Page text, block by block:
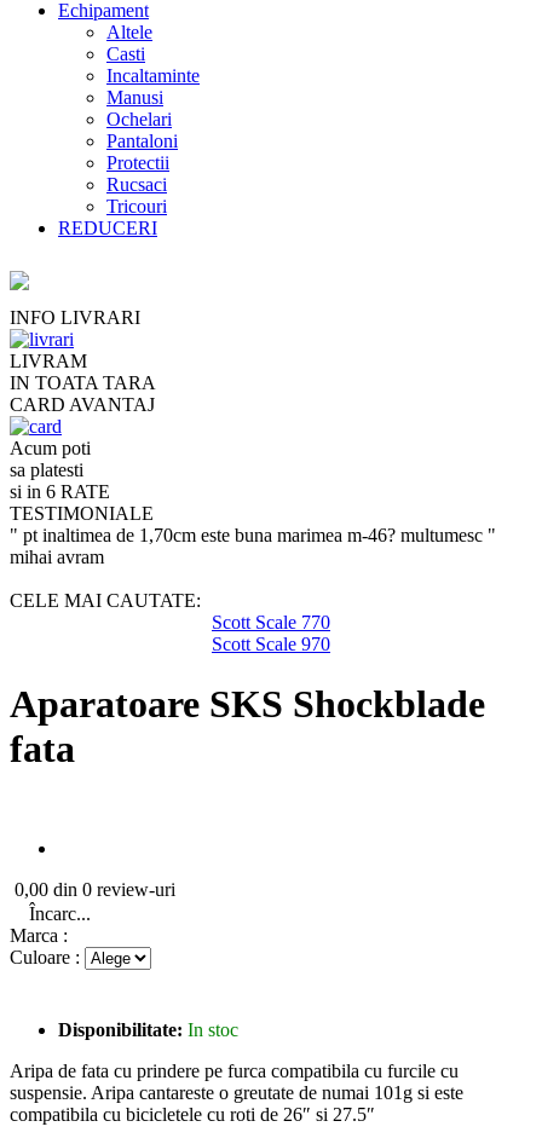
Echipament
Altele
Casti
Incaltaminte
Manusi
Ochelari
Pantaloni
Protectii
Rucsaci
Tricouri
REDUCERI
INFO LIVRARI
LIVRAM
IN TOATA TARA
CARD AVANTAJ
Acum poti
sa platesti
si in 6 RATE
TESTIMONIALE
" pt inaltimea de 1,70cm este buna marimea m-46? multumesc "
mihai avram
CELE MAI CAUTATE:
Scott Scale 770
Scott Scale 970
Aparatoare SKS Shockblade
fata
0,00 din 0 review-uri
Încarc...
Marca :
Culoare :
Disponibilitate: In stoc
Aripa de fata cu prindere pe furca compatibila cu furcile cu
suspensie. Aripa cantareste o greutate de numai 101g si este
compatibila cu bicicletele cu roti de 26″ si 27.5″